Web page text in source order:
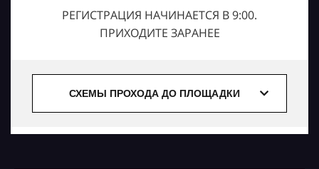
РЕГИСТРАЦИЯ НАЧИНАЕТСЯ В 9:00.
ПРИХОДИТЕ ЗАРАНЕЕ
СХЕМЫ ПРОХОДА ДО ПЛОЩАДКИ